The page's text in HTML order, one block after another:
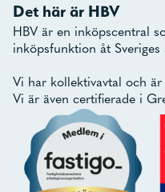
Det här är HBV
HBV är en inköpscentral
inköpsfunktion åt Sveriges
Vi har kollektivavtal och
Vi är även certifierade i